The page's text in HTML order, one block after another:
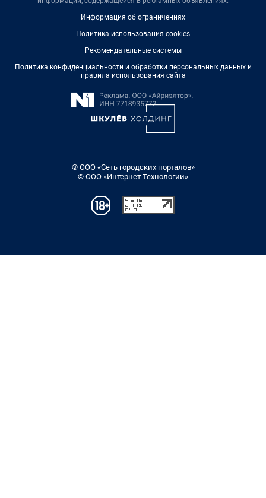
Информация об ограничениях
Политика использования cookies
Рекомендательные системы
Политика конфиденциальности и обработки персональных данных и
правила использования сайта
© ООО «Сеть городских порталов»
© ООО «Интернет Технологии»